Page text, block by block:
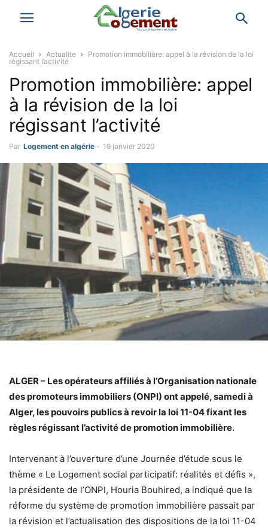
Accueil Actualite
Promotion immobilière: appel à la révision de la loi
régissant l’activité
Promotion immobilière: appel
à la révision de la loi
régissant l’activité
Par Logement en algérie - 19 janvier 2020
ALGER – Les opérateurs affiliés à l’Organisation nationale
des promoteurs immobiliers (ONPI) ont appelé, samedi à
Alger, les pouvoirs publics à revoir la loi 11-04 fixant les
règles régissant l’activité de promotion immobilière.
Intervenant à l’ouverture d’une Journée d’étude sous le
thème « Le Logement social participatif: réalités et défis »,
la présidente de l’ONPI, Houria Bouhired, a indiqué que la
réforme du système de promotion immobilière passait par
la révision et l’actualisation des dispositions de la loi 11-04